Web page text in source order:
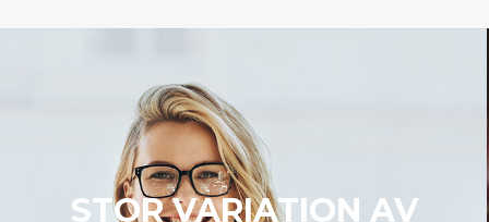
STOR VARIATION AV